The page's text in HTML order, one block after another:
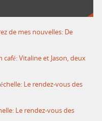
de mes nouvelles: De
café: Vitaline et Jason, deux
Le rendez-vous des
Le rendez-vous des